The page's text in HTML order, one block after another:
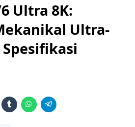
Ultra 8K:
Ultra-
Spesifikasi